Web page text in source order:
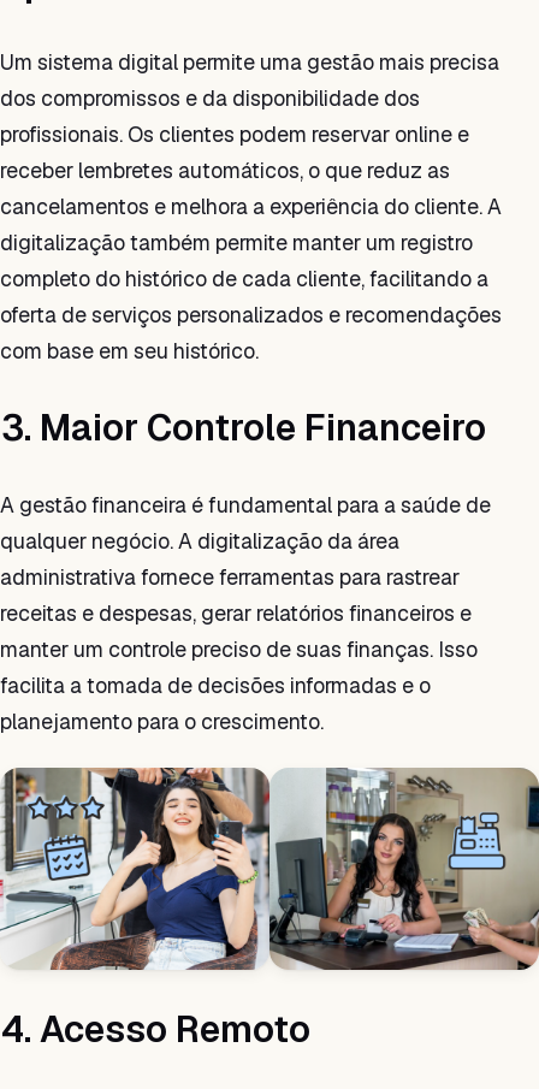
Um sistema digital permite uma gestão mais precisa
dos compromissos e da disponibilidade dos
profissionais. Os clientes podem reservar online e
receber lembretes automáticos, o que reduz as
cancelamentos e melhora a experiência do cliente. A
digitalização também permite manter um registro
completo do histórico de cada cliente, facilitando a
oferta de serviços personalizados e recomendações
com base em seu histórico.
3. Maior Controle Financeiro
A gestão financeira é fundamental para a saúde de
qualquer negócio. A digitalização da área
administrativa fornece ferramentas para rastrear
receitas e despesas, gerar relatórios financeiros e
manter um controle preciso de suas finanças. Isso
facilita a tomada de decisões informadas e o
planejamento para o crescimento.
4. Acesso Remoto